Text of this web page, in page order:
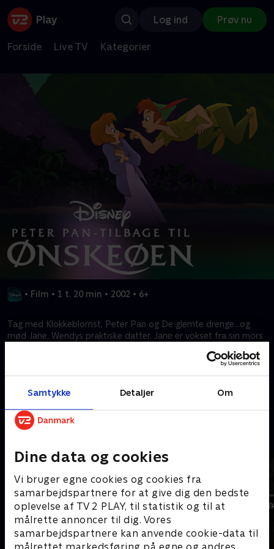
Samtykke Detaljer Om
Dine data og cookies
Vi bruger egne cookies og cookies fra
samarbejdspartnere for at give dig den bedste
oplevelse af TV 2 PLAY, til statistik og til at
målrette annoncer til dig. Vores
samarbejdspartnere kan anvende cookie-data til
Log ind Prøv nu
Forside Live TV Kategorier
• Film • 1 t. 20 min • 2002 • 6+
Tag med Klokkeblomst, Peter Pan og De glemte drenge...og
mød Jane, Wendys praktiske datter. Jane er vokset fra sin mors
Kræver tilkøb